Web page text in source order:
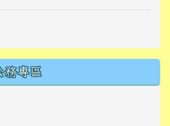
務專區